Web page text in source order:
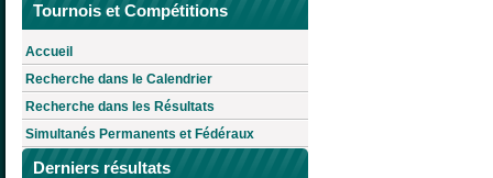
Tournois et Compétitions
Accueil
Recherche dans le Calendrier
Recherche dans les Résultats
Simultanés Permanents et Fédéraux
Derniers résultats